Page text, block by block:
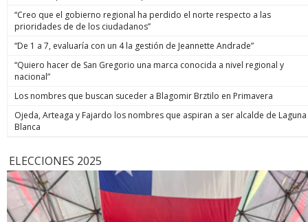
“Creo que el gobierno regional ha perdido el norte respecto a las
prioridades de de los ciudadanos”
“De 1 a 7, evaluaría con un 4 la gestión de Jeannette Andrade”
“Quiero hacer de San Gregorio una marca conocida a nivel regional y
nacional”
Los nombres que buscan suceder a Blagomir Brztilo en Primavera
Ojeda, Arteaga y Fajardo los nombres que aspiran a ser alcalde de Laguna
Blanca
ELECCIONES 2025